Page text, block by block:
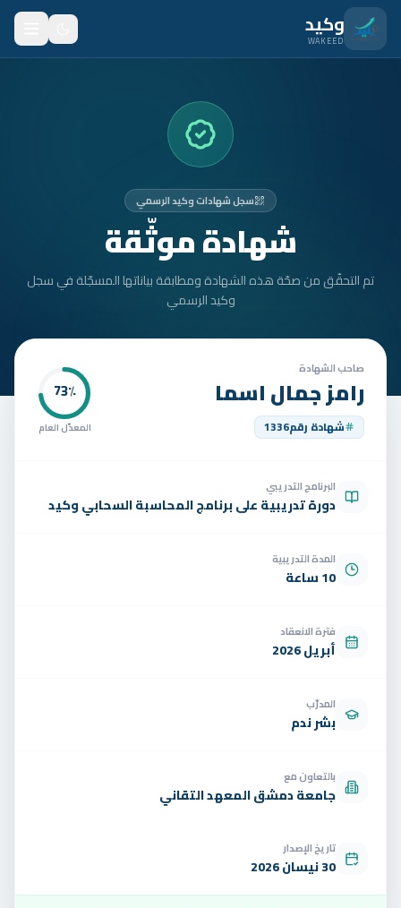
انتقل للمحتوى الرئيسي
وكيد
WAKEED
المتدربون
الأمان
تواصل
الوظائف
سجل شهادات وكيد الرسمي
شهادة موثّقة
تم التحقّق من صحّة هذه الشهادة ومطابقة بياناتها المسجّلة في سجل
وكيد الرسمي
صاحب الشهادة
رامز جمال اسما
شهادة رقم1336
73٪
المعدّل العام
البرنامج التدريبي
دورة تدريبية على برنامج المحاسبة السحابي وكيد
المدة التدريبية
10 ساعة
فترة الانعقاد
أبريل 2026
المدرّب
بشر ندم
بالتعاون مع
جامعة دمشق المعهد التقاني
تاريخ الإصدار
30 نيسان 2026